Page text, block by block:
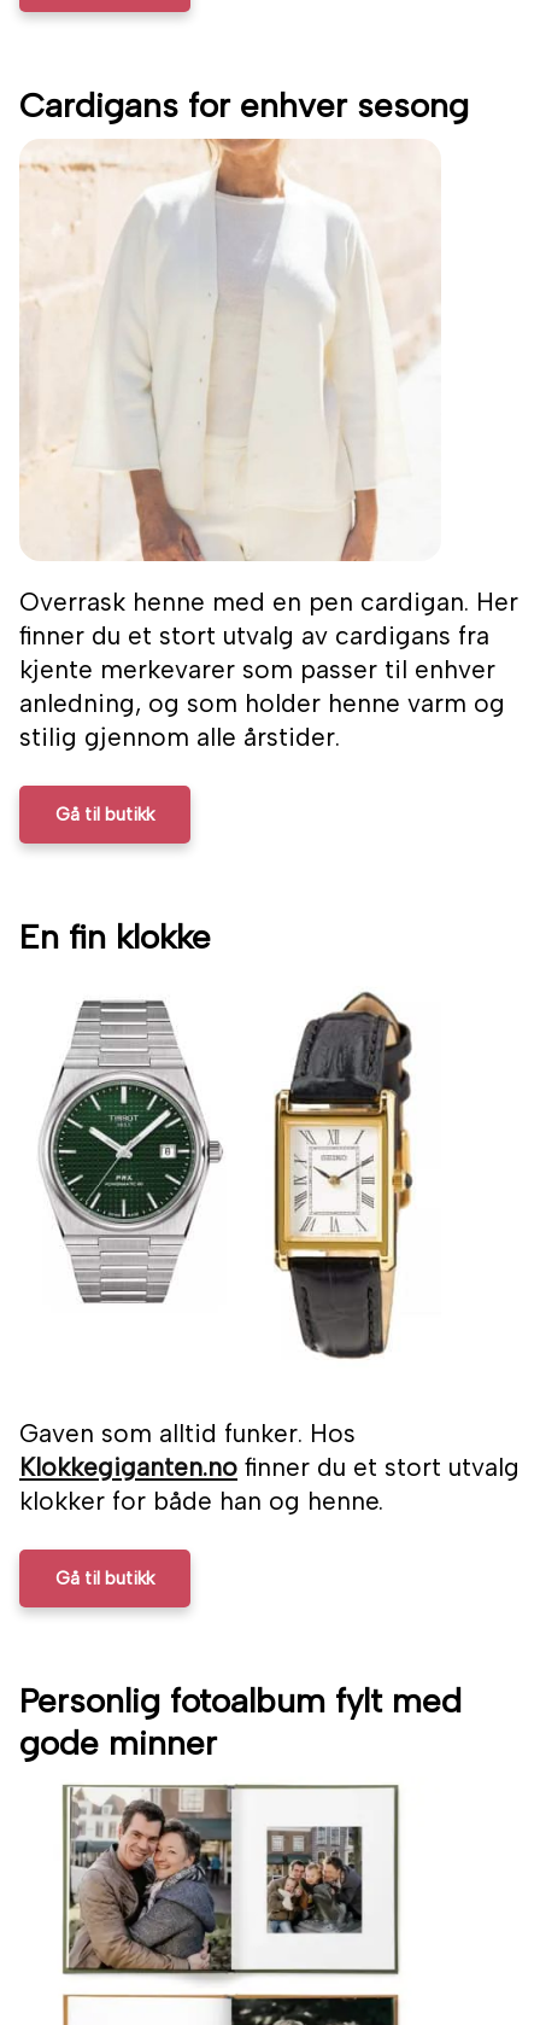
Cardigans for enhver sesong
Overrask henne med en pen cardigan. Her
finner du et stort utvalg av cardigans fra
kjente merkevarer som passer til enhver
anledning, og som holder henne varm og
stilig gjennom alle årstider.
Gå til butikk
En fin klokke
Gaven som alltid funker. Hos
Klokkegiganten.no finner du et stort utvalg
klokker for både han og henne.
Gå til butikk
Personlig fotoalbum fylt med
gode minner